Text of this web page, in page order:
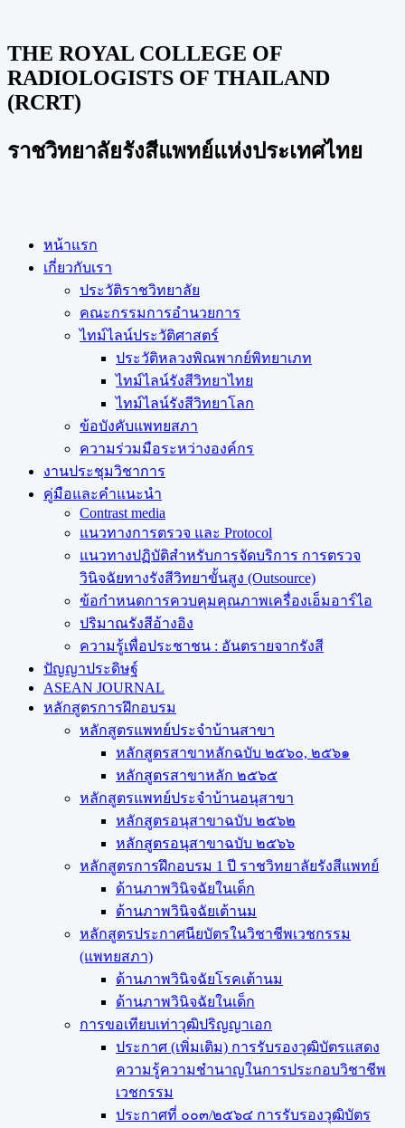
THE ROYAL COLLEGE OF
RADIOLOGISTS OF THAILAND
(RCRT)
ราชวิทยาลัยรังสีแพทย์แห่งประเทศไทย
หน้าแรก
เกี่ยวกับเรา
ประวัติราชวิทยาลัย
คณะกรรมการอำนวยการ
ไทม์ไลน์ประวัติศาสตร์
ประวัติหลวงพิณพากย์พิทยาเภท
ไทม์ไลน์รังสีวิทยาไทย
ไทม์ไลน์รังสีวิทยาโลก
ข้อบังคับแพทยสภา
ความร่วมมือระหว่างองค์กร
งานประชุมวิชาการ
คู่มือและคำแนะนำ
Contrast media
แนวทางการตรวจ และ Protocol
แนวทางปฏิบัติสำหรับการจัดบริการ การตรวจ
วินิจฉัยทางรังสีวิทยาขั้นสูง (Outsource)
ข้อกำหนดการควบคุมคุณภาพเครื่องเอ็มอาร์ไอ
ปริมาณรังสีอ้างอิง
ความรู้เพื่อประชาชน : อันตรายจากรังสี
ปัญญาประดิษฐ์
ASEAN JOURNAL
หลักสูตรการฝึกอบรม
หลักสูตรแพทย์ประจำบ้านสาขา
หลักสูตรสาขาหลักฉบับ ๒๕๖๐, ๒๕๖๑
หลักสูตรสาขาหลัก ๒๕๖๕
หลักสูตรแพทย์ประจำบ้านอนุสาขา
หลักสูตรอนุสาขาฉบับ ๒๕๖๒
หลักสูตรอนุสาขาฉบับ ๒๕๖๖
หลักสูตรการฝึกอบรม 1 ปี ราชวิทยาลัยรังสีแพทย์
ด้านภาพวินิจฉัยในเด็ก
ด้านภาพวินิจฉัยเต้านม
หลักสูตรประกาศนียบัตรในวิชาชีพเวชกรรม
(แพทยสภา)
ด้านภาพวินิจฉัยโรคเต้านม
ด้านภาพวินิจฉัยในเด็ก
การขอเทียบเท่า​วุฒิปริญญา​เอก
ประกาศ (เพิ่มเติม) การรับรองวุฒิบัตรแสดง
ความรู้ความชำนาญในการประกอบวิชาชีพ
เวชกรรม
ประกาศที่ ๐๐๓/๒๕๖๔ การรับรองวุฒิบัตร